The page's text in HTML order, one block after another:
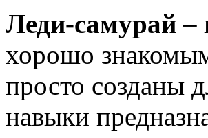
Леди-самурай –
хорошо
просто созданы
навыки